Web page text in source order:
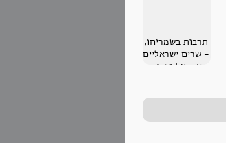
תרבות בשמריהו,
- שרים ישראליים
עם גיל ואריק